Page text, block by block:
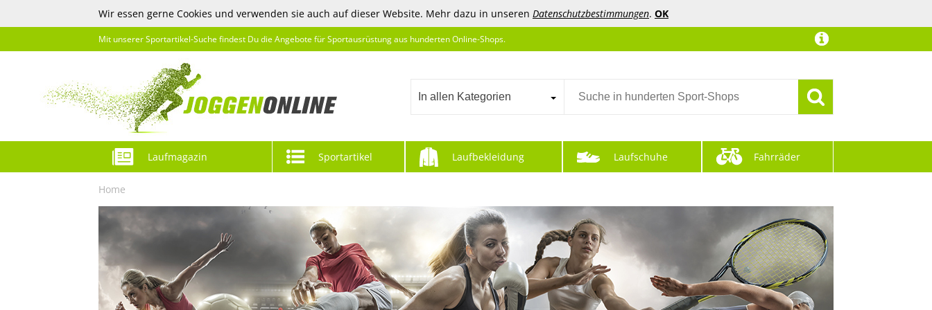
Wir essen gerne Cookies und verwenden sie auch auf dieser Website. Mehr dazu in unseren Datenschutzbestimmungen. OK
Mit unserer Sportartikel-Suche findest Du die Angebote für Sportausrüstung aus hunderten Online-Shops.
In allen Kategorien
Laufmagazin Sportartikel Laufbekleidung Laufschuhe Fahrräder
Home